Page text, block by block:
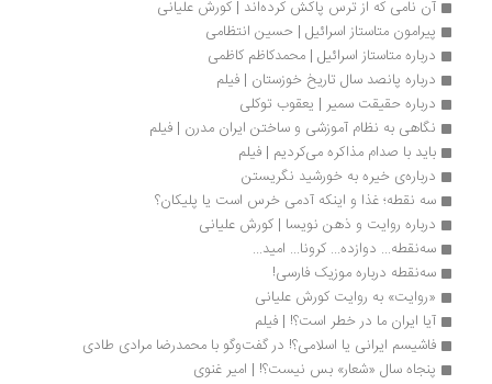
آن نامی که از ترس پاکش کرده‌اند | کورش علیانی
پیرامون متاستاز اسرائیل | حسین انتظامی
درباره متاستاز اسرائیل | محمدکاظم کاظمی
درباره پانصد سال تاریخ خوزستان | فیلم
درباره حقیقت سمیر | یعقوب توکلی
نگاهی به نظام آموزشی و ساختن ایران مدرن | فیلم
باید با صدام مذاکره می‌کردیم | فیلم
درباره‌ی خیره به خورشید نگریستن
سه نقطه؛ غذا و اینکه آدمی خرس است یا پلیکان؟
درباره روایت و ذهن نویسا | کورش علیانی
سه‌نقطه... دوازده... کرونا... امید...
سه‌نقطه درباره موزیک فارسی!
«روایت» به روایت کورش علیانی
آیا ایران ما در خطر است؟! | فیلم
فاشیسم ایرانی یا اسلامی؟! در گفت‌وگو با محمدرضا مرادی طادی
پنجاه سال «شعار» بس نیست؟! | امیر غنوی